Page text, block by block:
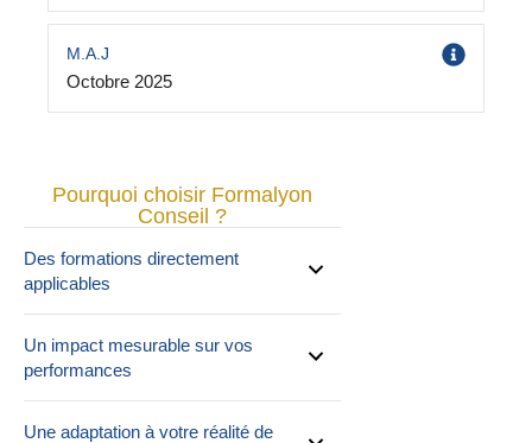
M.A.J
Octobre 2025
Pourquoi choisir Formalyon
Conseil ?
Des formations directement
applicables
Un impact mesurable sur vos
performances
Une adaptation à votre réalité de